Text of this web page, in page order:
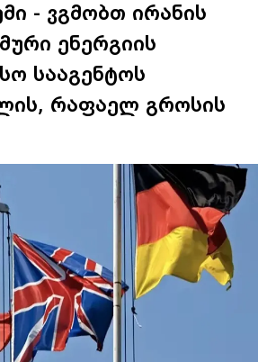
- ვგმობთ ირანის
ენერგიის
სააგენტოს
რაფაელ გროსის